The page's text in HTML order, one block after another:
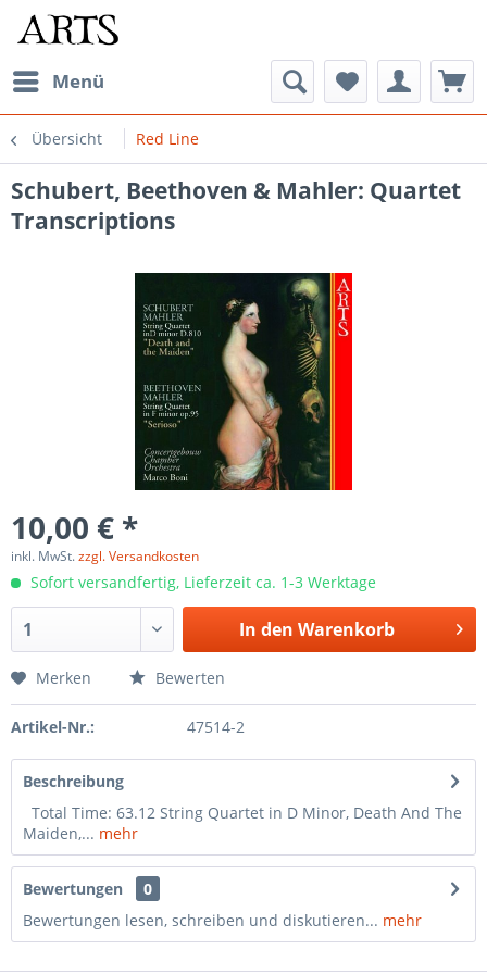
Menü
Übersicht Red Line
Schubert, Beethoven & Mahler: Quartet
Transcriptions
10,00 € *
inkl. MwSt.zzgl. Versandkosten
Sofort versandfertig, Lieferzeit ca. 1-3 Werktage
In den Warenkorb
Merken Bewerten
Artikel-Nr.: 47514-2
Beschreibung
Total Time: 63.12 String Quartet in D Minor, Death And The
Maiden,... mehr
Bewertungen
0
Bewertungen lesen, schreiben und diskutieren... mehr